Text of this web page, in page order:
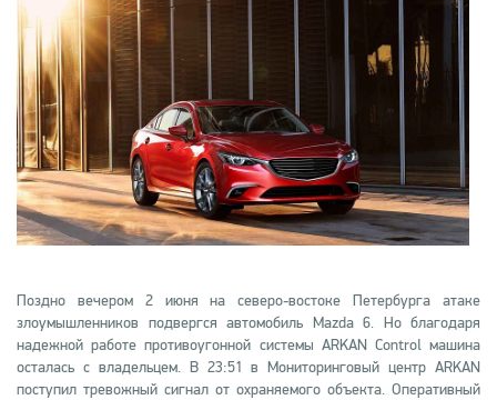
Поздно вечером 2 июня на северо-востоке Петербурга атаке
злоумышленников подвергся автомобиль Mazda 6. Но благодаря
надежной работе противоугонной системы ARKAN Control машина
осталась с владельцем. В 23:51 в Мониторинговый центр ARKAN
поступил тревожный сигнал от охраняемого объекта. Оперативный